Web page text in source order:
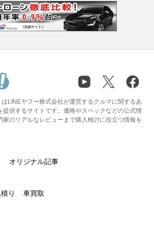
LINEヤフー株式会社が運営するクルマに関するあ
提供するサイトです。価格やスペックなどの公式情
家のリアルなレビューまで購入検討に役立つ情報を
オリジナル記事
り 車買取